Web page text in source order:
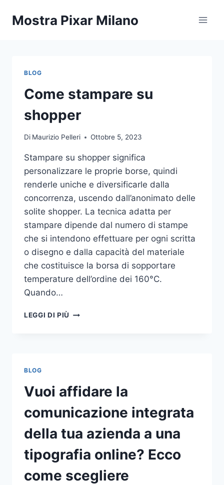
Mostra Pixar Milano
BLOG
Come stampare su
shopper
Di Maurizio Pelleri Ottobre 5, 2023
Stampare su shopper significa
personalizzare le proprie borse, quindi
renderle uniche e diversificarle dalla
concorrenza, uscendo dall’anonimato delle
solite shopper. La tecnica adatta per
stampare dipende dal numero di stampe
che si intendono effettuare per ogni scritta
o disegno e dalla capacità del materiale
che costituisce la borsa di sopportare
temperature dell’ordine dei 160°C.
Quando…
LEGGI DI PIÙ COME
BLOG
Vuoi affidare la
comunicazione integrata
della tua azienda a una
tipografia online? Ecco
come scegliere